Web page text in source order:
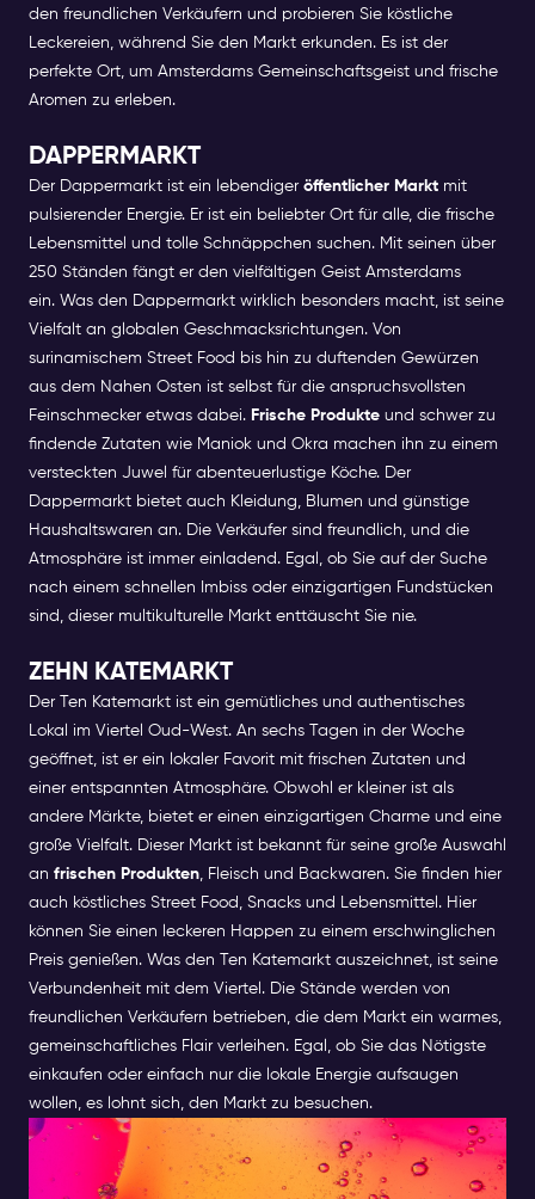
den freundlichen Verkäufern und probieren Sie köstliche
Leckereien, während Sie den Markt erkunden. Es ist der
perfekte Ort, um Amsterdams Gemeinschaftsgeist und frische
Aromen zu erleben.
DAPPERMARKT
Der Dappermarkt ist ein lebendiger öffentlicher Markt mit
pulsierender Energie. Er ist ein beliebter Ort für alle, die frische
Lebensmittel und tolle Schnäppchen suchen. Mit seinen über
250 Ständen fängt er den vielfältigen Geist Amsterdams
ein. Was den Dappermarkt wirklich besonders macht, ist seine
Vielfalt an globalen Geschmacksrichtungen. Von
surinamischem Street Food bis hin zu duftenden Gewürzen
aus dem Nahen Osten ist selbst für die anspruchsvollsten
Feinschmecker etwas dabei. Frische Produkte und schwer zu
findende Zutaten wie Maniok und Okra machen ihn zu einem
versteckten Juwel für abenteuerlustige Köche. Der
Dappermarkt bietet auch Kleidung, Blumen und günstige
Haushaltswaren an. Die Verkäufer sind freundlich, und die
Atmosphäre ist immer einladend. Egal, ob Sie auf der Suche
nach einem schnellen Imbiss oder einzigartigen Fundstücken
sind, dieser multikulturelle Markt enttäuscht Sie nie.
ZEHN KATEMARKT
Der Ten Katemarkt ist ein gemütliches und authentisches
Lokal im Viertel Oud-West. An sechs Tagen in der Woche
geöffnet, ist er ein lokaler Favorit mit frischen Zutaten und
einer entspannten Atmosphäre. Obwohl er kleiner ist als
andere Märkte, bietet er einen einzigartigen Charme und eine
große Vielfalt. Dieser Markt ist bekannt für seine große Auswahl
an frischen Produkten, Fleisch und Backwaren. Sie finden hier
auch köstliches Street Food, Snacks und Lebensmittel. Hier
können Sie einen leckeren Happen zu einem erschwinglichen
Preis genießen. Was den Ten Katemarkt auszeichnet, ist seine
Verbundenheit mit dem Viertel. Die Stände werden von
freundlichen Verkäufern betrieben, die dem Markt ein warmes,
gemeinschaftliches Flair verleihen. Egal, ob Sie das Nötigste
einkaufen oder einfach nur die lokale Energie aufsaugen
wollen, es lohnt sich, den Markt zu besuchen.
TIPPS FÜR BESUCH DER
LEBENSMITTELMÄRKTE IN